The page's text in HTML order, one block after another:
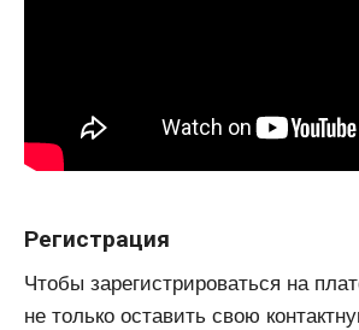
Регистрация
Чтобы зарегистрироваться на
не только оставить свою